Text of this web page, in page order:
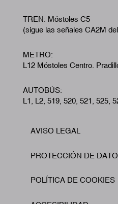
TREN: Móstoles C5
(sigue las señales CA2M
METRO:
L12 Móstoles Centro.
AUTOBÚS:
L1, L2, 519, 520, 521, 525,
Footer
AVISO LEGAL
PROTECCIÓN DE
POLÍTICA DE COOKIES